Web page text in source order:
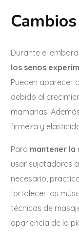
Durante el
los senos
Pueden aparecer
debido al
mamarias.
firmeza y
Para mantener la
usar sujetadores
necesario,
fortalecer los
técnicas de
apariencia de la